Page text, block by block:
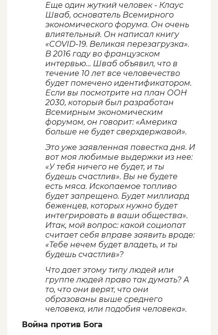
Еще один жуткий человек - Клаус
Шваб, основатель Всемирного
экономического форума. Он очень
влиятельный. Он написал книгу
«COVID-19. Великая перезагрузка».
В 2016 году во французском
интервью… Шваб объявил, что в
течение 10 лет все человечество
будет помечено идентификатором.
Если вы посмотрите на план ООН
2030, который был разработан
Всемирным экономическим
форумом, он говорит: «Америка
больше не будет сверхдержавой».
Это уже заявленная повестка дня. И
вот моя любимые выдержки из нее:
«У тебя ничего не будет, и ты
будешь счастлив». Вы не будете
есть мяса. Ископаемое топливо
будет запрещено. Будет миллиард
беженцев, которых нужно будет
интегрировать в ваши общества».
Итак, мой вопрос: какой социопат
считает себя вправе заявить вроде:
«Тебе нечем будет владеть, и ты
будешь счастлив»?
Что дает этому типу людей или
группе людей право так думать? А
то, что они верят, что они
образованы выше среднего
человека, или подобия человека».
Война против Бога